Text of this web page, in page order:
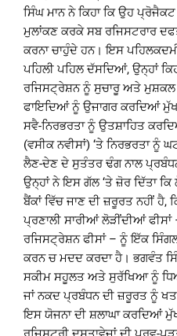
ਸਿੰਘ ਮਾਨ ਨੇ ਕਿਹਾ ਕਿ ਉਹ
ਮੁਲਾਂਕਣ ਕਰਕੇ ਸਬ ਰਜਿਸਟਰਾਰ
ਕਰਨਾ ਚਾਹੁੰਦੇ ਹਨ। ਇਸ
ਪਹਿਲੀ ਪਹਿਲ ਦੱਸਦਿਆਂ, ਉਨ੍ਹਾਂ
ਰਜਿਸਟ੍ਰੇਸ਼ਨ ਨੂੰ ਸੁਚਾਰੂ ਅਤੇ ਮੁਸ਼ਕਲ
ਫਾਇਦਿਆਂ ਨੂੰ ਉਜਾਗਰ ਕਰਦਿਆਂ ਮੁੱਖ
ਸਵੈ-ਨਿਰਭਰਤਾ ਨੂੰ ਉਤਸ਼ਾਹਿਤ
(ਵਸੀਕ ਨਵੀਸਾਂ) ‘ਤੇ ਨਿਰਭਰਤਾ ਨੂੰ
ਲੈਣ-ਦੇਣ ਦੇ ਸੁਤੰਤਰ ਢੰਗ ਨਾਲ
ਉਨ੍ਹਾਂ ਨੇ ਇਸ ਗੱਲ ‘ਤੇ ਜ਼ੋਰ ਦਿੱਤਾ
ਬੈਂਕਾਂ ਵਿੱਚ ਜਾਣ ਦੀ ਜ਼ਰੂਰਤ ਨਹੀਂ ਹੈ,
ਪ੍ਰਣਾਲੀ ਸਾਰੀਆਂ ਲੋੜੀਂਦੀਆਂ
ਰਜਿਸਟ੍ਰੇਸ਼ਨ ਫੀਸਾਂ – ਨੂੰ ਇੱਕ
ਕਰਨ ਚ ਮਦਦ ਕਰਦਾ ਹੈ। ਭਗਵੰਤ
ਸਕੀਮ ਸਹੂਲਤ ਅਤੇ ਸੁਰੱਖਿਆ ਨੂੰ
ਜਾਂ ਨਕਦ ਪ੍ਰਬੰਧਨ ਦੀ ਜ਼ਰੂਰਤ ਨੂੰ
ਇਸ ਯੋਜਨਾ ਦੀ ਸ਼ਲਾਘਾ ਕਰਦਿਆਂ